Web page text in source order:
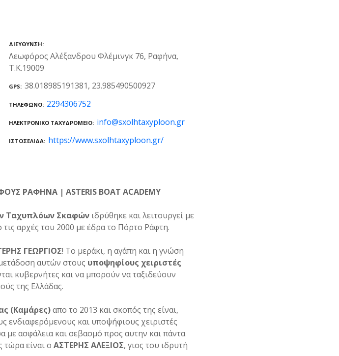
ΔΙΕΎΘΥΝΣΗ
Λεωφόρος Αλέξανδρου Φλέμινγκ 76, Ραφήνα,
Τ.Κ.19009
GPS 38.018985191381, 23.985490500927
ΤΗΛΈΦΩΝΟ 2294306752
ΗΛΕΚΤΡΟΝΙΚΌ ΤΑΧΥΔΡΟΜΕΊΟ info@sxolhtaxyploon.gr
ΙΣΤΟΣΕΛΊΔΑ https://www.sxolhtaxyploon.gr/
ΡΑΦΗΝΑ | ASTERIS BOAT ACADEMY
Ταχυπλόων Σκαφών ιδρύθηκε και λειτουργεί με
αρχές του 2000 με έδρα το Πόρτο Ράφτη.
ΓΕΩΡΓΙΟΣ! Το μεράκι, η αγάπη και η γνώση
αυτών στους υποψηφίους χειριστές
κυβερνήτες και να μπορούν να ταξιδεύουν
της Ελλάδας.
(Καμάρες)απο το 2013 και σκοπός της είναι,
ενδιαφερόμενους και υποψήφιους χειριστές
ασφάλεια και σεβασμό προς αυτην και πάντα
είναι ο ΑΣΤΕΡΗΣ ΑΛΕΞΙΟΣ, γιος του ιδρυτή